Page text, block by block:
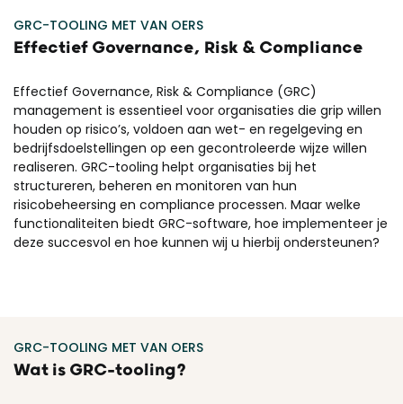
GRC-TOOLING MET VAN OERS
Effectief Governance, Risk & Compliance
Effectief Governance, Risk & Compliance (GRC)
management is essentieel voor organisaties die grip willen
houden op risico’s, voldoen aan wet- en regelgeving en
bedrijfsdoelstellingen op een gecontroleerde wijze willen
realiseren. GRC-tooling helpt organisaties bij het
structureren, beheren en monitoren van hun
risicobeheersing en compliance processen. Maar welke
functionaliteiten biedt GRC-software, hoe implementeer je
deze succesvol en hoe kunnen wij u hierbij ondersteunen?
GRC-TOOLING MET VAN OERS
Wat is GRC-tooling?